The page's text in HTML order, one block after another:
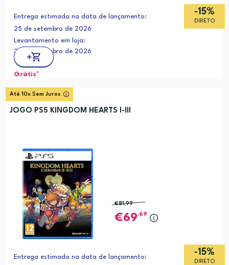
-15%
DIRETO
Entrega estimada na data de lançamento:
25 de setembro de 2026
Levantamento em loja:
25 de setembro de 2026
Grátis*
Até 10x Sem Juros
JOGO PS5 KINGDOM HEARTS I-III
-15%
DIRETO
€81,99
69,69
Entrega estimada na data de lançamento: